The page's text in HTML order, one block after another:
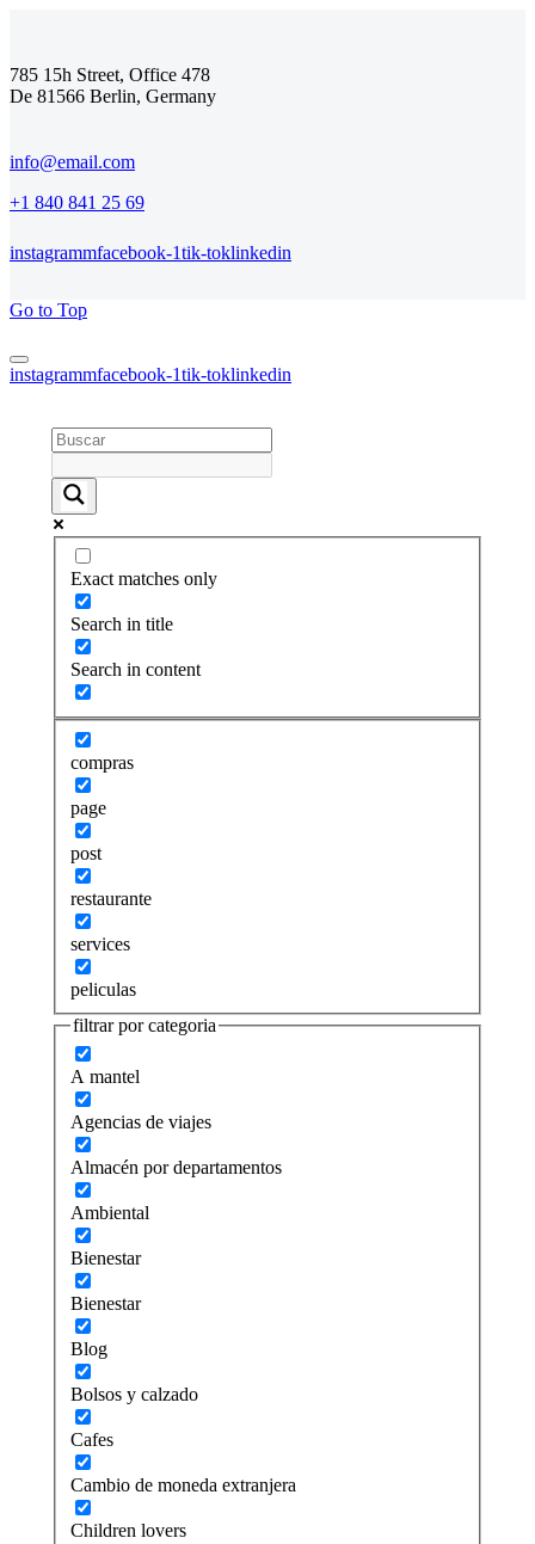
785 15h Street, Office 478
De 81566 Berlin, Germany
info@email.com
+1 840 841 25 69
instagrammfacebook-1tik-toklinkedin
Go to Top
instagrammfacebook-1tik-toklinkedin
Exact matches only
Search in title
Search in content
compras
page
post
restaurante
services
peliculas
filtrar por categoria
A mantel
Agencias de viajes
Almacén por departamentos
Ambiental
Bienestar
Bienestar
Blog
Bolsos y calzado
Cafes
Cambio de moneda extranjera
Children lovers